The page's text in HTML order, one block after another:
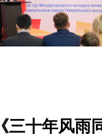
三十年风